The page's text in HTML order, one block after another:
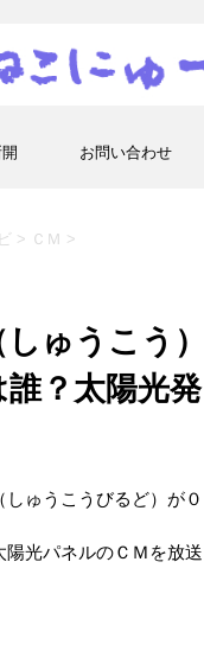
お問い合わせ
> ＣＭ >
しゅうこう
誰？太陽光
しゅうこうびるど）が
陽光パネルのＣＭを放